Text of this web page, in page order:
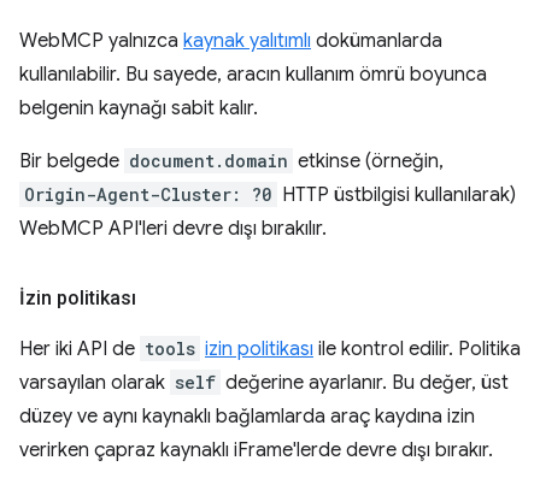
WebMCP yalnızca kaynak yalıtımlı dokümanlarda
kullanılabilir. Bu sayede, aracın kullanım ömrü boyunca
belgenin kaynağı sabit kalır.
Bir belgede document.domain etkinse (örneğin,
Origin-Agent-Cluster: ?0 HTTP üstbilgisi kullanılarak)
WebMCP API'leri devre dışı bırakılır.
İzin politikası
Her iki API de tools izin politikası ile kontrol edilir. Politika
varsayılan olarak self değerine ayarlanır. Bu değer, üst
düzey ve aynı kaynaklı bağlamlarda araç kaydına izin
verirken çapraz kaynaklı iFrame'lerde devre dışı bırakır.